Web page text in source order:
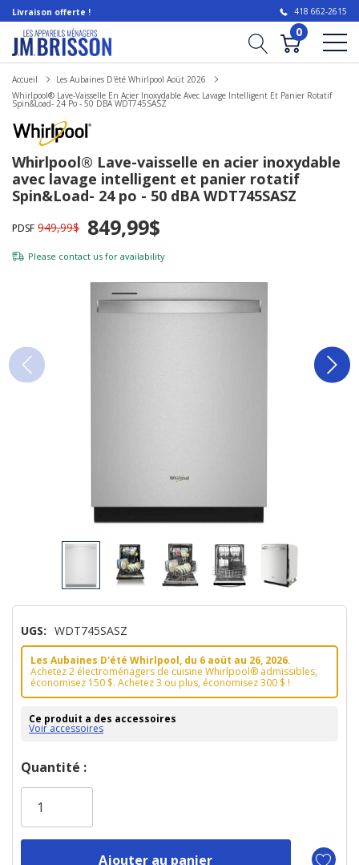
Livraison offerte ! 418 662-2615
0
Accueil
Les Aubaines D'été Whirlpool Aoüt 2026
Whirlpool® Lave-Vaisselle En Acier Inoxydable Avec Lavage Intelligent Et Panier Rotatif
Spin&Load- 24 Po - 50 DBA WDT745SASZ
Whirlpool® Lave-vaisselle en acier inoxydable
avec lavage intelligent et panier rotatif
Spin&Load- 24 po - 50 dBA WDT745SASZ
PDSF 949,99$ 849,99$
Please contact us for availability
UGS: WDT745SASZ
Les Aubaines D'été Whirlpool, du 6 aoüt au 26, 2026.
Achetez 2 électroménagers de cuisine Whirlpool® admissibles,
économisez 150 $. Achetez 3 ou plus, économisez 300 $ !
Ce produit a des accessoires
Voir accessoires
Dépêchez-
vous!
Quantité :